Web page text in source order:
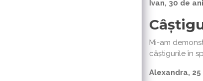
Ivan, 30 de ani
Mi-am
câștigurile în
Alexandra, 25